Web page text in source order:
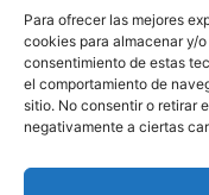
Para ofrecer las mejores
cookies para almacenar y/
consentimiento de estas
el comportamiento de
sitio. No consentir o retirar
negativamente a ciertas